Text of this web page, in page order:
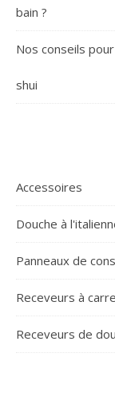
bain ?
Nos conseils
shui
Accessoires
Douche à
Panneaux de
Receveurs à
Receveurs de